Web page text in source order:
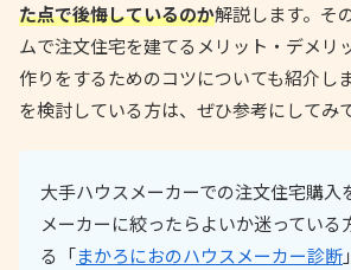
た点で後悔しているのか解説します。そ
ムで注文住宅を建てるメリット・デメリ
作りをするためのコツについても紹介し
を検討している方は、ぜひ参考にしてみ
大手ハウスメーカーでの注文住宅購入
メーカーに絞ったらよいか迷っている
る「まかろにおのハウスメーカー診断